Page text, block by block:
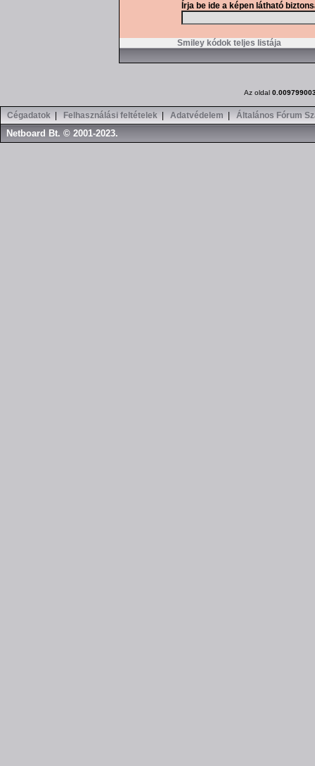
Írja be ide a képen látható
Smiley kódok teljes listája
Az oldal
Cégadatok Felhasználási feltételek Adatvédelem Általános Fórum
Netboard Bt. © 2001-2023.